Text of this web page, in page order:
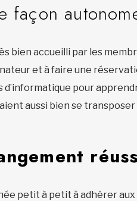
façon
bien accueilli par les
et à faire une
d’informatique pour
aussi bien se transposer
petit à petit à adhérer